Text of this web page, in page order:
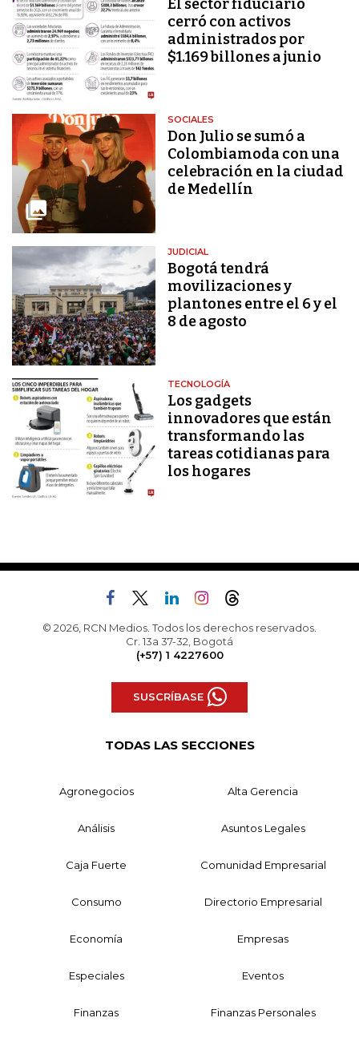
El sector fiduciario
cerró con activos
administrados por
$1.169 billones a junio
SOCIALES
Don Julio se sumó a
Colombiamoda con una
celebración en la ciudad
de Medellín
JUDICIAL
Bogotá tendrá
movilizaciones y
plantones entre el 6 y el
8 de agosto
TECNOLOGÍA
Los gadgets
innovadores que están
transformando las
tareas cotidianas para
los hogares
© 2026, RCN Medios. Todos los derechos reservados.
Cr. 13a 37-32, Bogotá
(+57) 1 4227600
SUSCRÍBASE
TODAS LAS SECCIONES
Agronegocios Alta Gerencia
Análisis Asuntos Legales
Caja Fuerte Comunidad Empresarial
Consumo Directorio Empresarial
Economía Empresas
Especiales Eventos
Finanzas Finanzas Personales